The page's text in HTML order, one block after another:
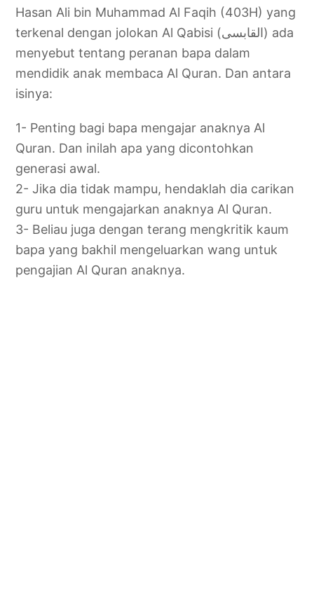
Hasan Ali bin Muhammad Al Faqih (403H) yang
terkenal dengan jolokan Al Qabisi (القابسى) ada
menyebut tentang peranan bapa dalam
mendidik anak membaca Al Quran. Dan antara
isinya:
1- Penting bagi bapa mengajar anaknya Al
Quran. Dan inilah apa yang dicontohkan
generasi awal.
2- Jika dia tidak mampu, hendaklah dia carikan
guru untuk mengajarkan anaknya Al Quran.
3- Beliau juga dengan terang mengkritik kaum
bapa yang bakhil mengeluarkan wang untuk
pengajian Al Quran anaknya.